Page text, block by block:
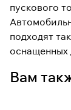
пускового
подходят
оснащенных
Вам